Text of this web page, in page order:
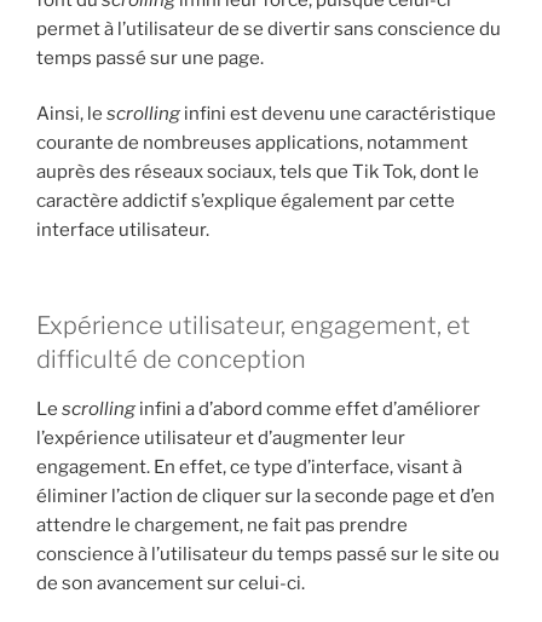
permet à l’utilisateur de se divertir sans conscience du
temps passé sur une page.
Ainsi, le scrolling infini est devenu une caractéristique
courante de nombreuses applications, notamment
auprès des réseaux sociaux, tels que Tik Tok, dont le
caractère addictif s’explique également par cette
interface utilisateur.
Expérience utilisateur, engagement, et
difficulté de conception
Le scrolling infini a d’abord comme effet d’améliorer
l’expérience utilisateur et d’augmenter leur
engagement. En effet, ce type d’interface, visant à
éliminer l’action de cliquer sur la seconde page et d’en
attendre le chargement, ne fait pas prendre
conscience à l’utilisateur du temps passé sur le site ou
de son avancement sur celui-ci.